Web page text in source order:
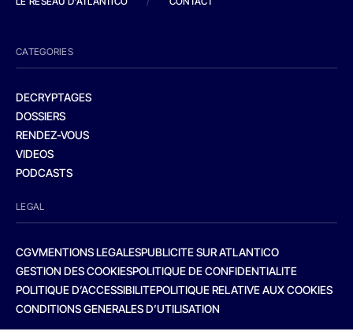
CATEGORIES
DECRYPTAGES
DOSSIERS
RENDEZ-VOUS
VIDEOS
PODCASTS
LEGAL
CGVMENTIONS LEGALESPUBLICITE SUR ATLANTICO
GESTION DES COOKIESPOLITIQUE DE CONFIDENTIALITE
POLITIQUE D’ACCESSIBILITEPOLITIQUE RELATIVE AUX COOKIES
CONDITIONS GENERALES D’UTILISATION